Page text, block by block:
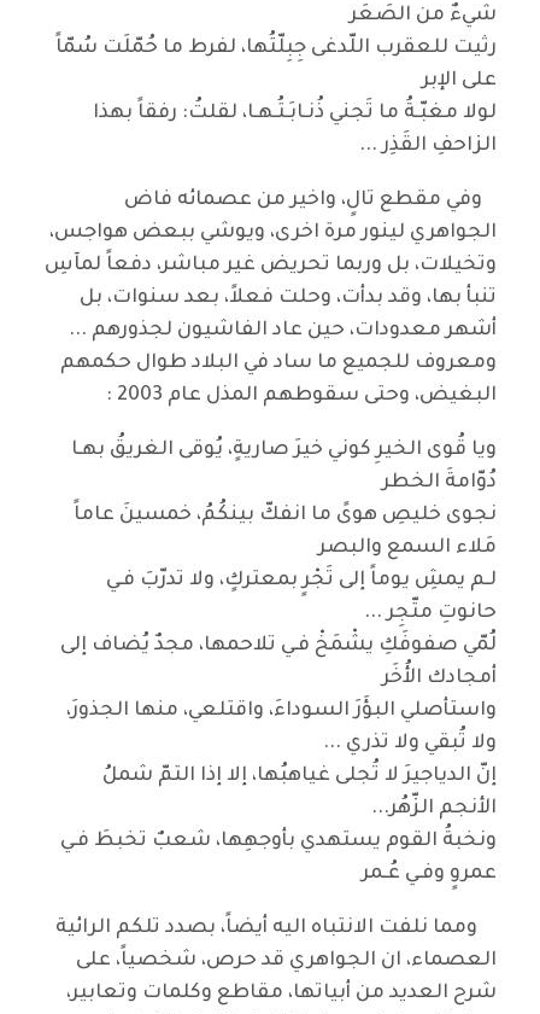
شيءٌ من الصَعَر
رثيت للعقرب اللّدغى جِبِلّتُها، لفرط ما حُمّلَت سُمّاً
على الإبر
لولا مغبّـةُ ما تَجني ذُنـابَـتُـهـا، لقلتُ: رفقاً بهذا
الزاحفِ القَذِر ...
وفي مقطع تالٍ، واخير من عصمائه فاض
الجواهري لينور مرة اخرى، ويوشي ببعض هواجس،
وتخيلات، بل وربما تحريض غير مباشر، دفعاً لمآسِ
تنبأ بها، وقد بدأت، وحلت فعلاً، بعد سنوات، بل
أشهر معدودات، حين عاد الفاشيون لجذورهم ...
ومعروف للجميع ما ساد في البلاد طوال حكمهم
البغيض، وحتى سقوطهم المذل عام 2003 :
ويا قُوى الخيرِ كوني خيرَ صاريةٍ، يُوقى الغريقُ بهـا
دُوّامةَ الخطر
نجوى خليصِ هوىً ما انفكّ بينكُمُ، خمسينَ عاماً
مَلاء السمع والبصر
لـم يمشِ يوماً إلى تَجْرٍ بمعتركٍ، ولا تدرّبَ فـي
حانوتِ متّجِر ...
لُمّي صفوفَكِ يشْمَخْ فـي تلاحمها، مجدٌ يُضاف إلى
أمجادك الأُخَر
واستأصلي البؤَرَ السوداءَ، واقتلعي، منها الجذورَ،
ولا تُبقي ولا تذري ...
إنّ الدياجيرَ لا تُجلى غياهبُها، إلا إذا التمّ شملُ
الأنجم الزّهُر...
ونخبةُ القوم يستهدي بأوجهِها، شعبٌ تخبطَ فـي
عمروٍ وفـي عُـمر
ومما نلفت الانتباه اليه أيضاً، بصدد تلكم الرائية
العصماء، ان الجواهري قد حرص، شخصياً، على
شرح العديد من أبياتها، مقاطع وكلمات وتعابير،